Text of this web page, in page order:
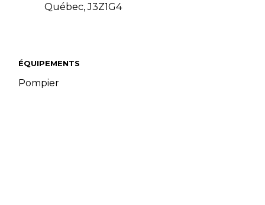
ÉQUIPEMENTS
Pompier
Québec, J3Z1G4